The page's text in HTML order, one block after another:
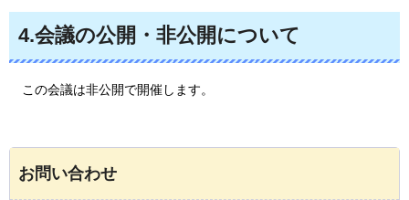
4.会議の公開・非公開について
この会議は非公開で開催します。
お問い合わせ